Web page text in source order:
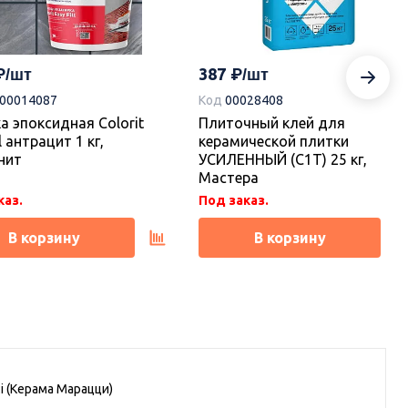
эпоксидная Colorit
антрацит 1 кг,
В корзину
387
Код 00028408
Плиточный клей для
керамической плитки
УСИЛЕННЫЙ (С1Т) 25 кг,
Мастера
Под заказ.
В корзину
(Керама Марацци)